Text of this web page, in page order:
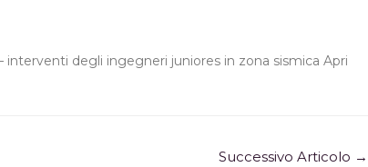
interventi degli ingegneri juniores in zona sismica Apri
Successivo Articolo →